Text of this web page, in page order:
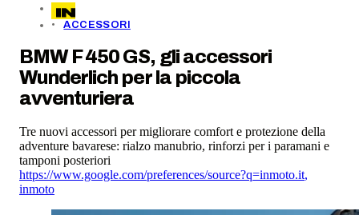
ACCESSORI
BMW F 450 GS, gli accessori
Wunderlich per la piccola
avventuriera
Tre nuovi accessori per migliorare comfort e protezione della
adventure bavarese: rialzo manubrio, rinforzi per i paramani e
tamponi posteriori
https://www.google.com/preferences/source?q=inmoto.it,
inmoto